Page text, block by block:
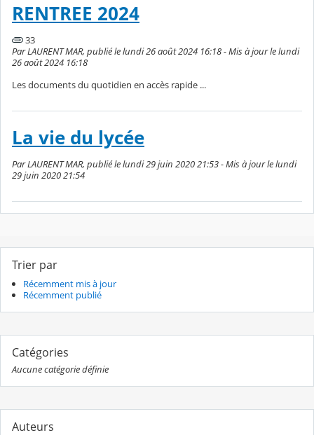
RENTREE 2024
33
Par LAURENT MAR, publié le lundi 26 août 2024 16:18 - Mis à jour le lundi
26 août 2024 16:18
Les documents du quotidien en accès rapide ...
La vie du lycée
Par LAURENT MAR, publié le lundi 29 juin 2020 21:53 - Mis à jour le lundi
29 juin 2020 21:54
Trier par
Récemment mis à jour
Récemment publié
Catégories
Aucune catégorie définie
Auteurs